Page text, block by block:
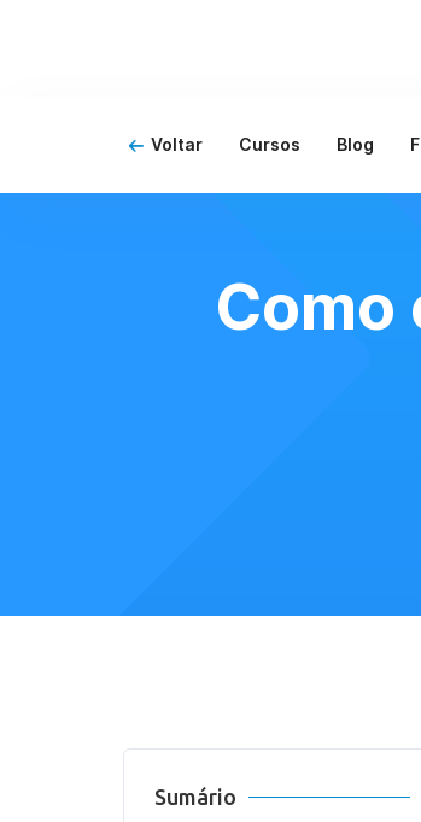
Voltar Cursos Blog
Como
Sumário